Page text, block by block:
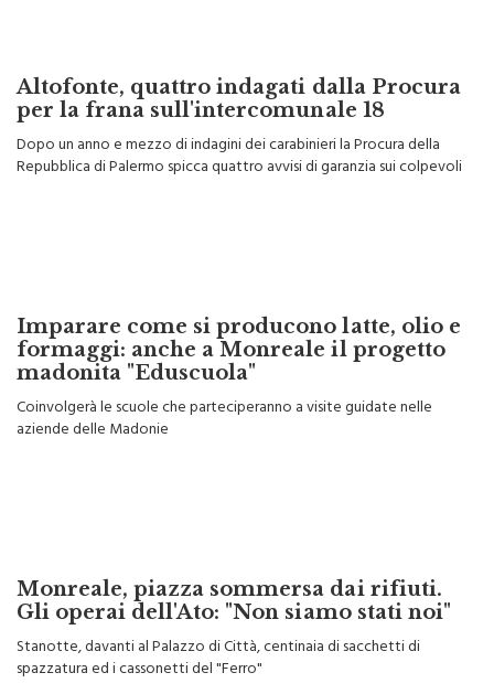
Altofonte, quattro indagati dalla Procura
per la frana sull'intercomunale 18
Dopo un anno e mezzo di indagini dei carabinieri la Procura della
Imparare come si producono latte, olio e
formaggi: anche a Monreale il progetto
madonita "Eduscuola"
Coinvolgerà le scuole che parteciperanno a visite guidate nelle
Monreale, piazza sommersa dai rifiuti.
Gli operai dell'Ato: "Non siamo stati noi"
Stanotte, davanti al Palazzo di Città, centinaia di sacchetti di